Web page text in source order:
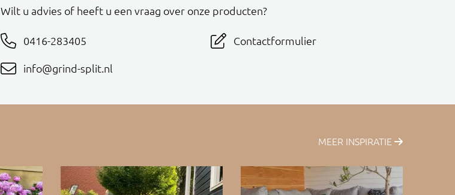
Wilt u advies of heeft u een vraag over onze producten?
0416-283405
info@grind-split.nl
Contactformulier
MEER INSPIRATIE